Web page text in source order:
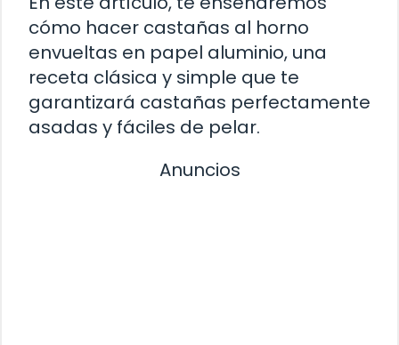
cómo hacer castañas al horno
envueltas en papel aluminio, una
receta clásica y simple que te
garantizará castañas perfectamente
asadas y fáciles de pelar.
Anuncios